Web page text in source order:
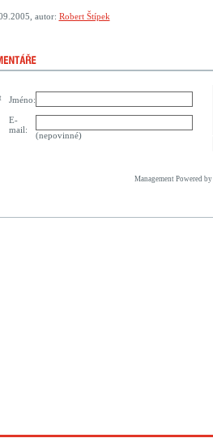
autor: Robert Štípek
Jméno:
E-
mail:
(nepovinné)
Management Powered by